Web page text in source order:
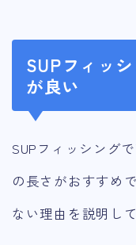
SUPフィッ
が良い
SUPフィッシング
の長さがおすすめ
ない理由を説明し